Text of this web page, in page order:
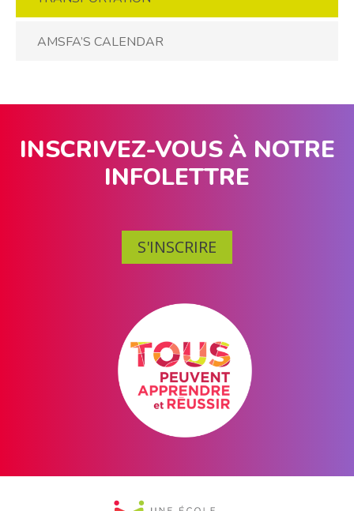
AMSFA’S CALENDAR
INSCRIVEZ-VOUS À NOTRE
INFOLETTRE
S'INSCRIRE